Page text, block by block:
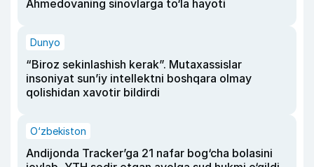
Ahmedovaning sinovlarga to‘la hayoti
Dunyo
“Biroz sekinlashish kerak”. Mutaxassislar
insoniyat sun’iy intellektni boshqara olmay
qolishidan xavotir bildirdi
O‘zbekiston
Andijonda Tracker’ga 21 nafar bog‘cha bolasini